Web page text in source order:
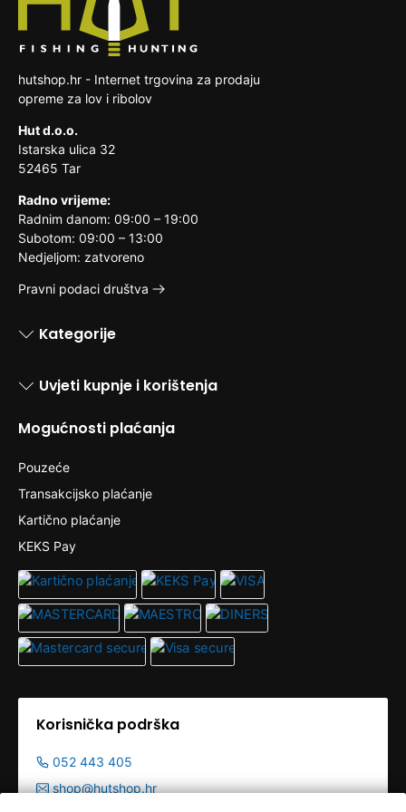
hutshop.hr - Internet trgovina za prodaju
opreme za lov i ribolov
Hut d.o.o.
Istarska ulica 32
52465 Tar
Radno vrijeme:
Radnim danom: 09:00 – 19:00
Subotom: 09:00 – 13:00
Nedjeljom: zatvoreno
Pravni podaci društva
Kategorije
Uvjeti kupnje i korištenja
Mogućnosti plaćanja
Pouzeće
Transakcijsko plaćanje
Kartično plaćanje
KEKS Pay
Korisnička podrška
052 443 405
shop@hutshop.hr